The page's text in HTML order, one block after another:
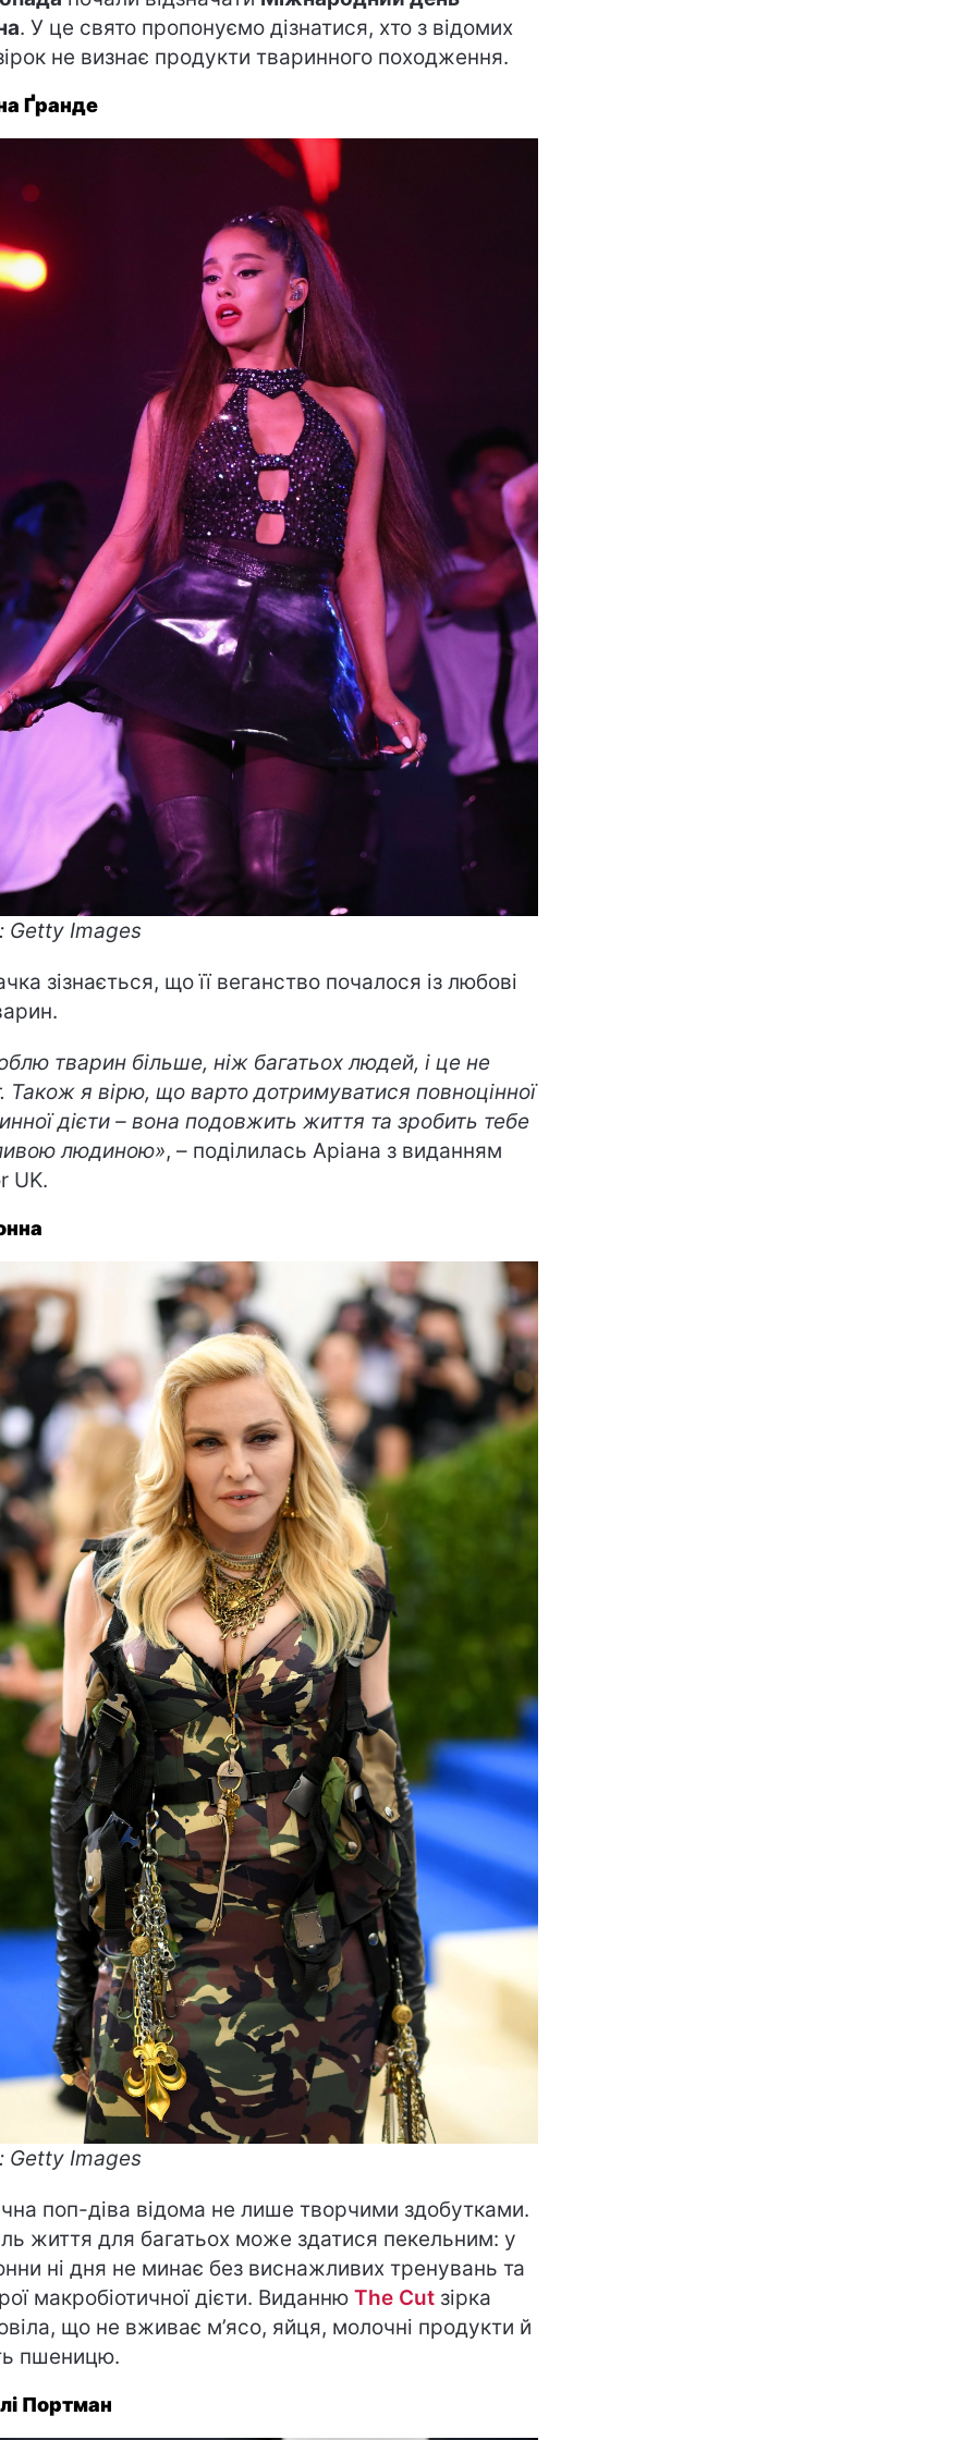
. У це свято пропонуємо дізнатися, хто з відомих
не визнає продукти тваринного походження.
Ґранде
Getty Images
зізнається, що її веганство почалося із любові
тварин більше, ніж багатьох людей, і це не
Також я вірю, що варто дотримуватися повноцінної
дієти – вона подовжить життя та зробить тебе
людиною», – поділилась Аріана з виданням
UK.
Getty Images
поп-діва відома не лише творчими здобутками.
життя для багатьох може здатися пекельним: у
ні дня не минає без виснажливих тренувань та
макробіотичної дієти. Виданню The Cut зірка
що не вживає м’ясо, яйця, молочні продукти й
пшеницю.
Портман